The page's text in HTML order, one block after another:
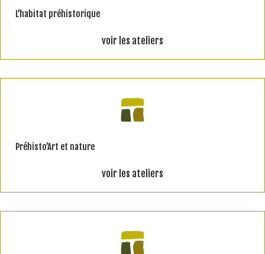
L’habitat préhistorique
voir les ateliers
Préhisto’Art et nature
voir les ateliers